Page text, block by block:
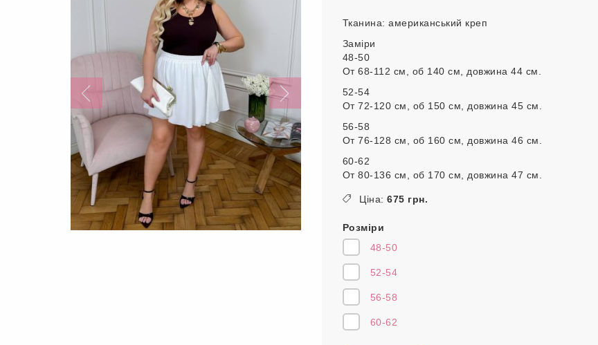
Тканина: американський креп
Заміри
48-50
От 68-112 см, об 140 см, довжина 44 см.
52-54
От 72-120 см, об 150 см, довжина 45 см.
56-58
От 76-128 см, об 160 см, довжина 46 см.
60-62
От 80-136 см, об 170 см, довжина 47 см.
Ціна: 675 грн.
Розміри
48-50
52-54
56-58
60-62